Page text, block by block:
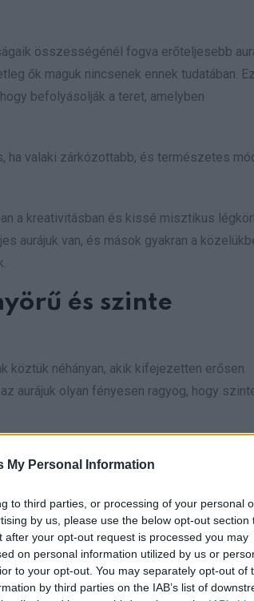
My Personal Information
to third parties, or processing of your personal
by us, please use the below opt-out section
your opt-out request is processed you may
on personal information utilized by us or
to your opt-out. You may separately opt-out of
by third parties on the IAB’s list of
összességénél fogva erőteljesebb
ők maguk nincsenek ennek tudatában.
befolyásolják a teret, amelyben
ha valaki zárkózottabb, és természetes
a kreativitásban és kissé misztikus
aurájuk van, és mások gyakran a
és szinte
köztük néhányan, akik kifejezetten erősen
aurájuk olyan fényesen ragyog, hogy
hiszen uralkodó égiteste nem más,
is felmelegíti.
olyan erőt sugároznak, amely nem marad
környezetében, és az aurája védelmet,